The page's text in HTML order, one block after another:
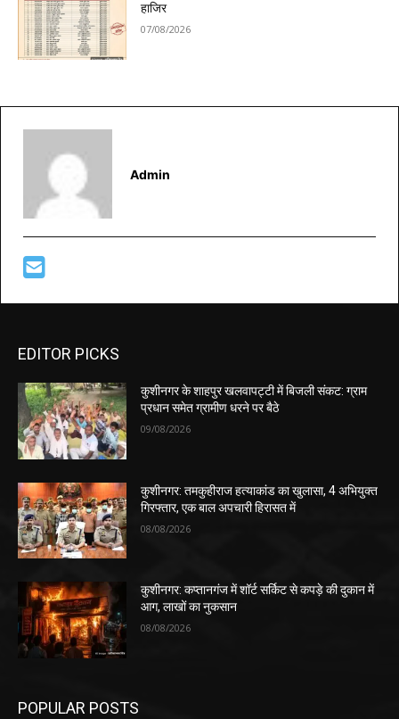
हाजिर
07/08/2026
Admin
EDITOR PICKS
कुशीनगर के शाहपुर खलवापट्टी में बिजली संकट: ग्राम
प्रधान समेत ग्रामीण धरने पर बैठे
09/08/2026
कुशीनगर: तमकुहीराज हत्याकांड का खुलासा, 4 अभियुक्त
गिरफ्तार, एक बाल अपचारी हिरासत में
08/08/2026
कुशीनगर: कप्तानगंज में शॉर्ट सर्किट से कपड़े की दुकान में
आग, लाखों का नुकसान
08/08/2026
POPULAR POSTS